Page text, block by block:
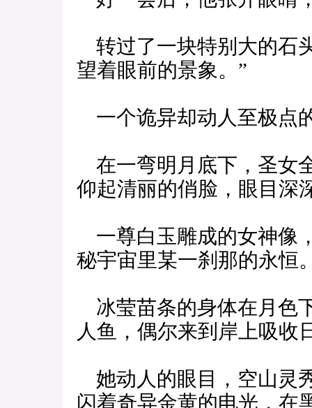
转过了一块特别大的石
望着眼前的景象。”
一个诡异却动人至极点
在一弯明月底下，圣女
仰起清丽的俏脸，眼目深
一尊白玉雕成的女神像
秘宇宙里某一刹那的永恒
冰莹苗条的身体在月色
人鱼，偶尔来到岸上吸收
她动人的眼目，空山灵
闪着奇异金黄的电光，在